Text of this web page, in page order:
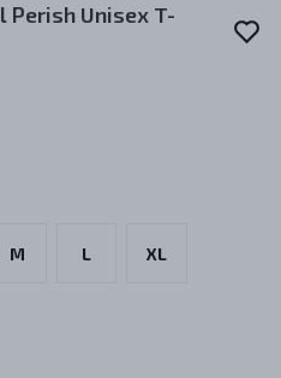
Perish Unisex T-
M L XL